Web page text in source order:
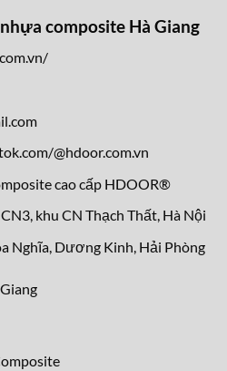
composite Hà Giang
@hdoor.com.vn
cao cấp HDOOR®
khu CN Thạch Thất, Hà Nội
Nghĩa, Dương Kinh, Hải Phòng